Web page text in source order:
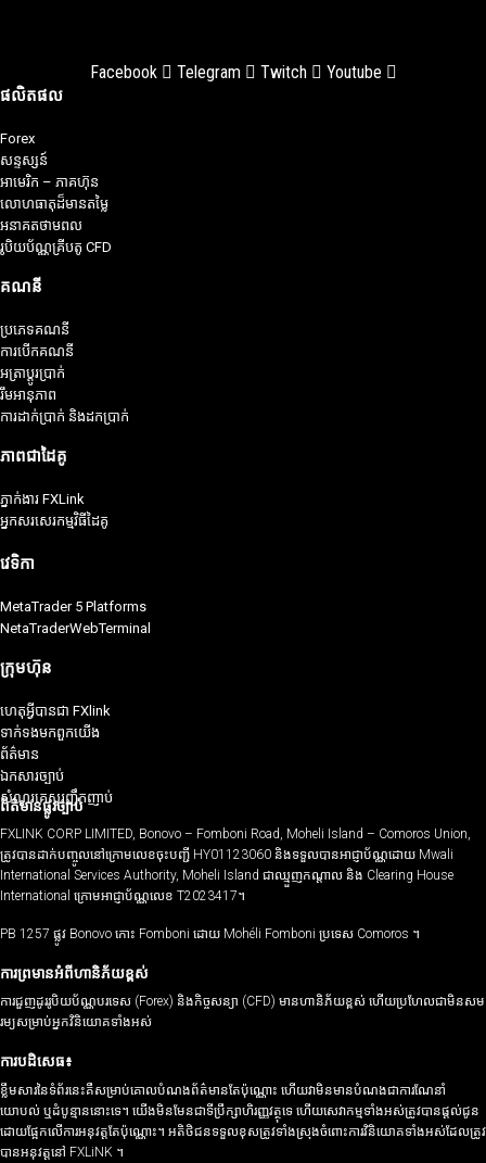
Facebook Telegram Twitch Youtube
ផលិតផល
Forex
សន្ទស្សន៍
អាមេរិក – ភាគហ៊ុន
លោហធាតុដ៏មានតម្លៃ
អនាគតថាមពល
រូបិយប័ណ្ណគ្រីបតូ CFD
គណនី
ប្រភេទគណនី
ការបើកគណនី
អត្រាប្តូរប្រាក់
រឹមអានុភាព
ការដាក់ប្រាក់ និងដកប្រាក់
ភាពជាដៃគូ
ភ្នាក់ងារ FXLink
អ្នកសរសេរកម្មវិធីដៃគូ
វេទិកា
MetaTrader 5 Platforms
NetaTraderWebTerminal
ក្រុមហ៊ុន
ហេតុអ្វីបានជា FXlink
ទាក់ទង​មក​ពួក​យើង
ព័ត៌មាន
ឯកសារច្បាប់
សំណួរគេសួរញឹកញាប់
ព័ត៌មានផ្លូវច្បាប់
FXLINK CORP LIMITED, Bonovo – Fomboni Road, Moheli Island – Comoros Union,
ត្រូវបានដាក់បញ្ចូលនៅក្រោមលេខចុះបញ្ជី HY01123060 និងទទួលបានអាជ្ញាប័ណ្ណដោយ Mwali
International Services Authority, Moheli Island ជាឈ្មួញកណ្តាល និង Clearing House
International ក្រោមអាជ្ញាប័ណ្ណលេខ T2023417។
PB 1257 ផ្លូវ Bonovo កោះ Fomboni ដោយ Mohéli Fomboni ប្រទេស Comoros ។
ការព្រមានអំពីហានិភ័យខ្ពស់
ការជួញដូររូបិយប័ណ្ណបរទេស (Forex) និងកិច្ចសន្យា (CFD) មានហានិភ័យខ្ពស់ ហើយប្រហែលជាមិនសម
រម្យសម្រាប់អ្នកវិនិយោគទាំងអស់
ការបដិសេធ៖
ខ្លឹមសារនៃទំព័រនេះគឺសម្រាប់គោលបំណងព័ត៌មានតែប៉ុណ្ណោះ ហើយវាមិនមានបំណងជាការណែនាំ
យោបល់ ឬដំបូន្មាននោះទេ។ យើងមិនមែនជាទីប្រឹក្សាហិរញ្ញវត្ថុទេ ហើយសេវាកម្មទាំងអស់ត្រូវបានផ្តល់ជូន
ដោយផ្អែកលើការអនុវត្តតែប៉ុណ្ណោះ។ អតិថិជនទទួលខុសត្រូវទាំងស្រុងចំពោះការវិនិយោគទាំងអស់ដែលត្រូវ
បានអនុវត្តនៅ FXLiNK ។